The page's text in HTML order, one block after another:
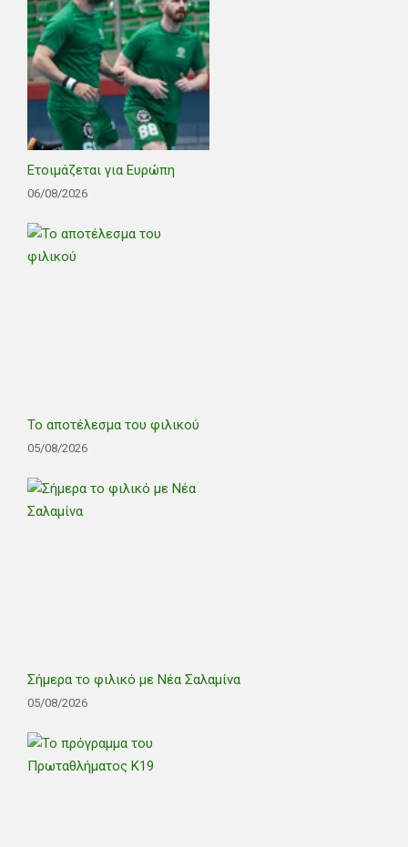
Ετοιμάζεται για Ευρώπη
06/08/2026
Το αποτέλεσμα του φιλικού
05/08/2026
Σήμερα το φιλικό με Νέα Σαλαμίνα
05/08/2026